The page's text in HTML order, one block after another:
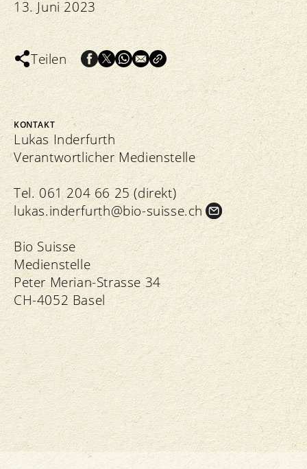
13. Juni 2023
Teilen
KONTAKT
Lukas Inderfurth
Verantwortlicher Medienstelle
Tel. 061 204 66 25 (direkt)
lukas.inderfurth@bio-suisse.ch
Bio Suisse
Medienstelle
Peter Merian-Strasse 34
CH-4052 Basel